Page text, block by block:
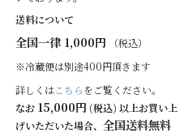
送料について
全国一律 1,000円 （税込）
※冷蔵便は別途400円頂きます
詳しくはこちらをご覧ください。
なお 15,000円 (税込) 以上お買い上
げいただいた場合、 全国送料無料